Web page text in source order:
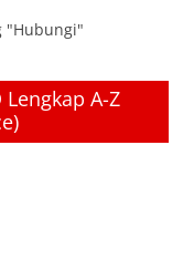
"Hubungi"
A-Z